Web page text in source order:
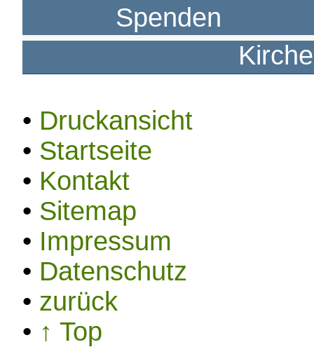
Spenden
• Druckansicht
• Startseite
• Kontakt
• Sitemap
• Impressum
• Datenschutz
• zurück
• ↑ Top